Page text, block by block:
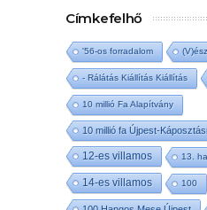
Címkefelhő
'56-os forradalom
- Rálátás Kiállítás Kiállítás
10 millió Fa Alapítvány
10 millió fa Újpest-
12-es villamos 13.
14-es villamos 100